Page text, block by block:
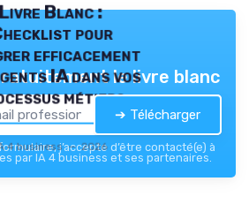
Livre Blanc :
pour
efficacement
IA dans vos
métiers
4 business — 2026
le livre blanc
➔ Télécharger
j’accepte d’être contacté(e) à
par IA 4 business et ses partenaires.